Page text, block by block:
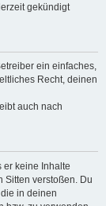
gekündigt
ein einfaches,
Recht, deinen
auch nach
er keine Inhalte
Sitten verstoßen. Du
in deinen